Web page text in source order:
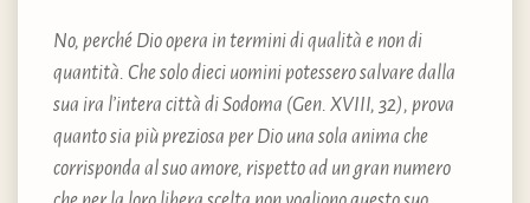
No, perché Dio opera in termini di qualità e non di
quantità. Che solo dieci uomini potessero salvare dalla
sua ira l’intera città di Sodoma (Gen. XVIII, 32), prova
quanto sia più preziosa per Dio una sola anima che
corrisponda al suo amore, rispetto ad un gran numero